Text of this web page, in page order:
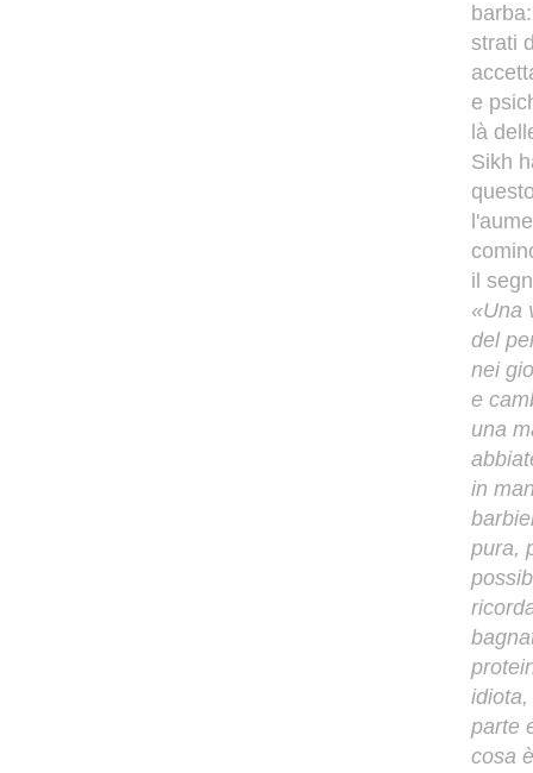
strati
e
là
Sikh
il
«Una
del
nei
e
una
in
pura,
parte
cosa